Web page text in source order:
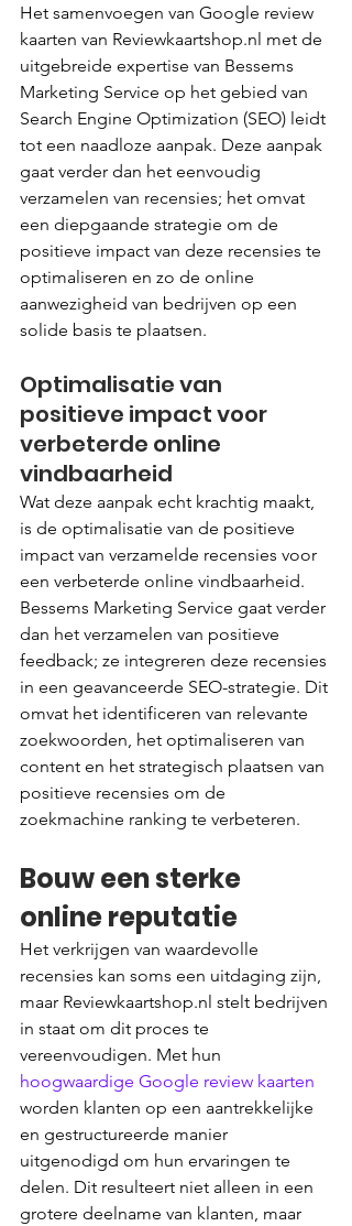
Het samenvoegen van Google review
kaarten van Reviewkaartshop.nl met de
uitgebreide expertise van Bessems
Marketing Service op het gebied van
Search Engine Optimization (SEO) leidt
tot een naadloze aanpak. Deze aanpak
gaat verder dan het eenvoudig
verzamelen van recensies; het omvat
een diepgaande strategie om de
positieve impact van deze recensies te
optimaliseren en zo de online
aanwezigheid van bedrijven op een
solide basis te plaatsen.
Optimalisatie van
positieve impact voor
verbeterde online
vindbaarheid
Wat deze aanpak echt krachtig maakt,
is de optimalisatie van de positieve
impact van verzamelde recensies voor
een verbeterde online vindbaarheid.
Bessems Marketing Service gaat verder
dan het verzamelen van positieve
feedback; ze integreren deze recensies
in een geavanceerde SEO-strategie. Dit
omvat het identificeren van relevante
zoekwoorden, het optimaliseren van
content en het strategisch plaatsen van
positieve recensies om de
zoekmachine ranking te verbeteren.
Bouw een sterke
online reputatie
Het verkrijgen van waardevolle
recensies kan soms een uitdaging zijn,
maar Reviewkaartshop.nl stelt bedrijven
in staat om dit proces te
vereenvoudigen. Met hun
hoogwaardige Google review kaarten
worden klanten op een aantrekkelijke
en gestructureerde manier
uitgenodigd om hun ervaringen te
delen. Dit resulteert niet alleen in een
grotere deelname van klanten, maar